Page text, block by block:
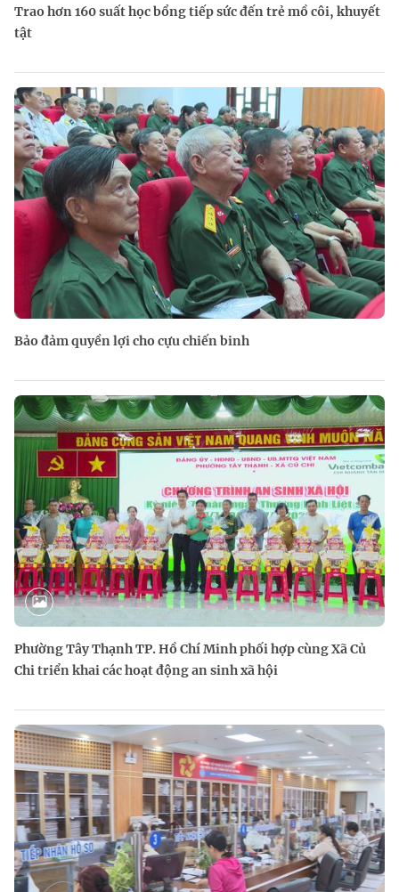
Trao hơn 160 suất học bổng tiếp sức đến trẻ mồ côi, khuyết
tật
Bảo đảm quyền lợi cho cựu chiến binh
Phường Tây Thạnh TP. Hồ Chí Minh phối hợp cùng Xã Củ
Chi triển khai các hoạt động an sinh xã hội